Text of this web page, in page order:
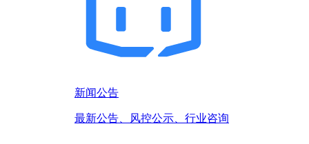
新闻公告
最新公告、风控公示、行业咨询